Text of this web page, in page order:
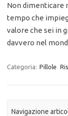
Non dimenticare
tempo che
valore che sei in
davvero nel
Categoria: Pillole
Navigazione